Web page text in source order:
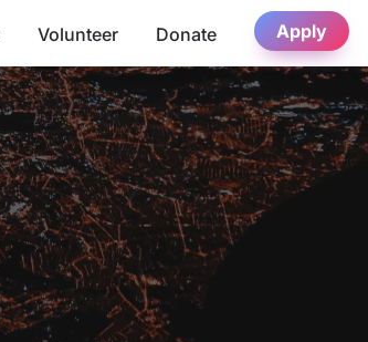
Volunteer Donate Apply